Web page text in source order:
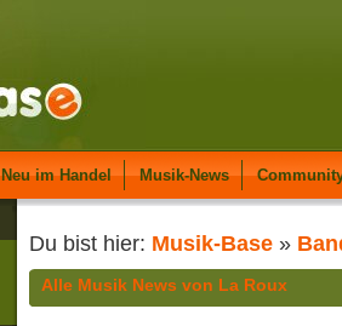
Neu im Handel Musik-News
Du bist hier: Musik-Base »
Alle Musik News von La Roux